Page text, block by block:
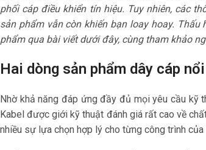
phối cáp điều khiển tín hiệu. Tuy nhiên, các
sản phẩm vẫn còn khiến bạn loay hoay.
phẩm qua bài viết dưới đây, cùng tham khảo
Hai dòng sản phẩm dây cáp
Nhờ khả năng đáp ứng đầy đủ mọi yêu cầu kỹ
Kabel được giới kỹ thuật đánh giá rất cao về
nhiều sự lựa chọn hợp lý cho từng công trình